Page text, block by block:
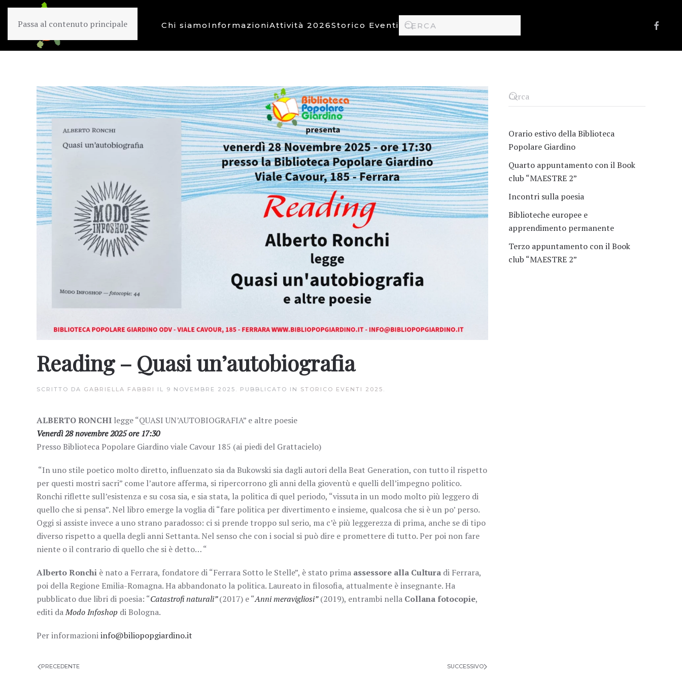
Passa al contenuto principale Chi siamo InformazioniAttività 2026Storico Eventi
Reading – Quasi un’autobiografia
SCRITTO DA GABRIELLA FABBRI IL 9 NOVEMBRE 2025 . PUBBLICATO IN STORICO EVENTI 2025 .
ALBERTO RONCHI legge “QUASI UN’AUTOBIOGRAFIA” e altre poesie
Venerdì 28 novembre 2025 ore 17:30
Presso Biblioteca Popolare Giardino viale Cavour 185 (ai piedi del Grattacielo)
“In uno stile poetico molto diretto, influenzato sia da Bukowski sia dagli autori della Beat Generation, con tutto il rispetto
per questi mostri sacri” come l’autore afferma, si ripercorrono gli anni della gioventù e quelli dell’impegno politico.
Ronchi riflette sull’esistenza e su cosa sia, e sia stata, la politica di quel periodo, “vissuta in un modo molto più leggero di
quello che si pensa”. Nel libro emerge la voglia di “fare politica per divertimento e insieme, qualcosa che si è un po’ perso.
Oggi si assiste invece a uno strano paradosso: ci si prende troppo sul serio, ma c’è più leggerezza di prima, anche se di tipo
diverso rispetto a quella degli anni Settanta. Nel senso che con i social si può dire e promettere di tutto. Per poi non fare
niente o il contrario di quello che si è detto… “
Alberto Ronchi è nato a Ferrara, fondatore di “Ferrara Sotto le Stelle”, è stato prima assessore alla Cultura di Ferrara,
poi della Regione Emilia-Romagna. Ha abbandonato la politica. Laureato in filosofia, attualmente è insegnante. Ha
pubblicato due libri di poesia: “Catastrofi naturali”(2017) e “Anni meravigliosi”(2019), entrambi nella Collana fotocopie,
editi daModo Infoshop di Bologna.
Per informazioniinfo@biliopopgiardino.it
PRECEDENTE SUCCESSIVO
Orario estivo della Biblioteca
Popolare Giardino
Quarto appuntamento con il Book
club “MAESTRE 2”
Incontri sulla poesia
Biblioteche europee e
apprendimento permanente
Terzo appuntamento con il Book
club “MAESTRE 2”